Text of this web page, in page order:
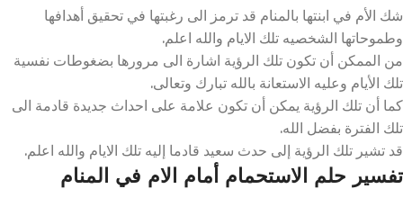
شك الأم في ابنتها بالمنام قد ترمز الى رغبتها في تحقيق أهدافها
وطموحاتها الشخصيه تلك الايام والله اعلم.
من الممكن أن تكون تلك الرؤية اشارة الى مرورها بضغوطات نفسية
تلك الأيام وعليه الاستعانة بالله تبارك وتعالى.
كما أن تلك الرؤية يمكن أن تكون علامة على احداث جديدة قادمة الى
تلك الفترة بفضل الله.
قد تشير تلك الرؤية إلى حدث سعيد قادما إليه تلك الايام والله اعلم.
تفسير حلم الاستحمام أمام الام في المنام